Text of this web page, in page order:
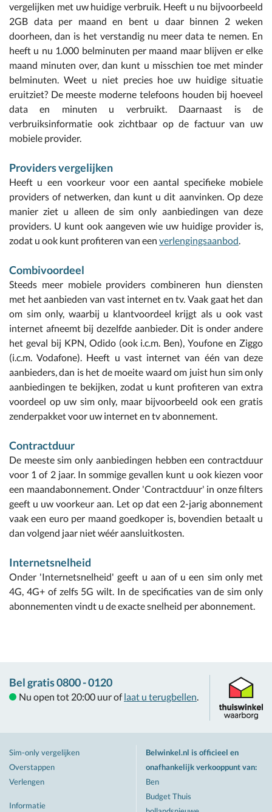
vergelijken met uw huidige verbruik. Heeft u nu bijvoorbeeld
2GB data per maand en bent u daar binnen 2 weken
doorheen, dan is het verstandig nu meer data te nemen. En
heeft u nu 1.000 belminuten per maand maar blijven er elke
maand minuten over, dan kunt u misschien toe met minder
belminuten. Weet u niet precies hoe uw huidige situatie
eruitziet? De meeste moderne telefoons houden bij hoeveel
data en minuten u verbruikt. Daarnaast is de
verbruiksinformatie ook zichtbaar op de factuur van uw
mobiele provider.
Providers vergelijken
Heeft u een voorkeur voor een aantal specifieke mobiele
providers of netwerken, dan kunt u dit aanvinken. Op deze
manier ziet u alleen de sim only aanbiedingen van deze
providers. U kunt ook aangeven wie uw huidige provider is,
zodat u ook kunt profiteren van een verlengingsaanbod.
Combivoordeel
Steeds meer mobiele providers combineren hun diensten
met het aanbieden van vast internet en tv. Vaak gaat het dan
om sim only, waarbij u klantvoordeel krijgt als u ook vast
internet afneemt bij dezelfde aanbieder. Dit is onder andere
het geval bij KPN, Odido (ook i.c.m. Ben), Youfone en Ziggo
(i.c.m. Vodafone). Heeft u vast internet van één van deze
aanbieders, dan is het de moeite waard om juist hun sim only
aanbiedingen te bekijken, zodat u kunt profiteren van extra
voordeel op uw sim only, maar bijvoorbeeld ook een gratis
zenderpakket voor uw internet en tv abonnement.
Contractduur
De meeste sim only aanbiedingen hebben een contractduur
voor 1 of 2 jaar. In sommige gevallen kunt u ook kiezen voor
een maandabonnement. Onder 'Contractduur' in onze filters
geeft u uw voorkeur aan. Let op dat een 2-jarig abonnement
vaak een euro per maand goedkoper is, bovendien betaalt u
dan volgend jaar niet wéér aansluitkosten.
Internetsnelheid
Onder 'Internetsnelheid' geeft u aan of u een sim only met
4G, 4G+ of zelfs 5G wilt. In de specificaties van de sim only
abonnementen vindt u de exacte snelheid per abonnement.
Bel gratis 0800 - 0120
Nu open tot 20:00 uur of laat u terugbellen.
Sim-only vergelijken
Overstappen
Verlengen
Informatie
Belwinkel.nl is officieel en
onafhankelijk verkooppunt van:
Ben
Budget Thuis